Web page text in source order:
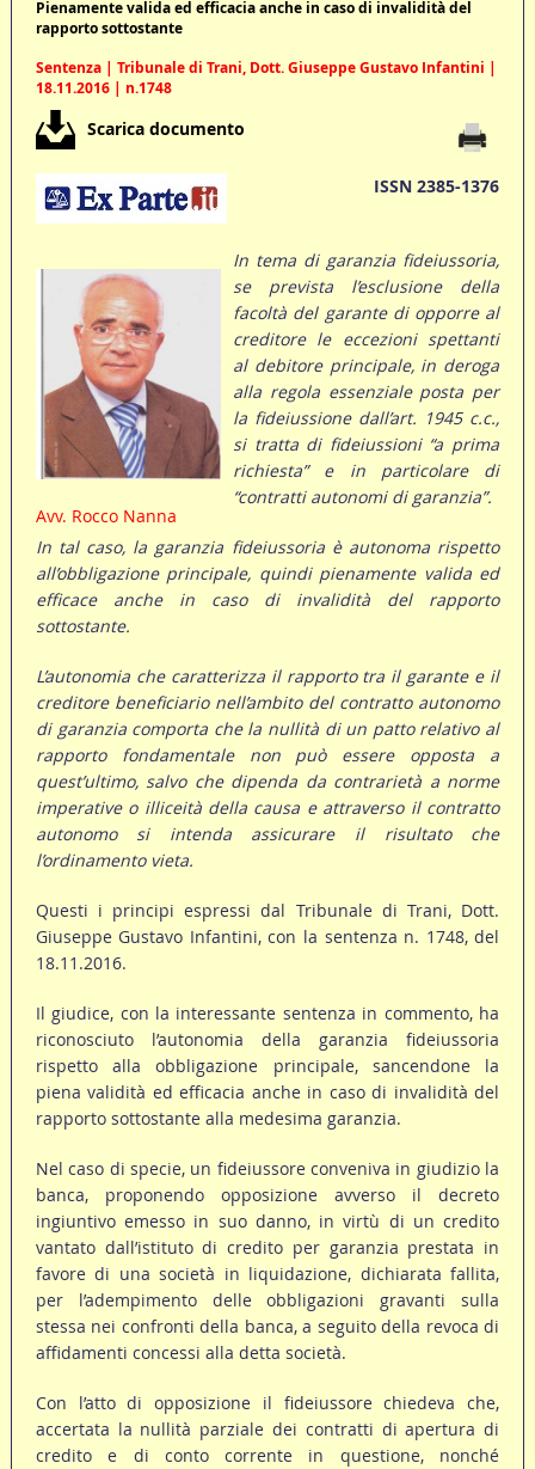
Pienamente valida ed efficacia anche in caso di invalidità del
rapporto sottostante
Sentenza | Tribunale di Trani, Dott. Giuseppe Gustavo Infantini |
18.11.2016 | n.1748
Scarica documento
ISSN 2385-1376
Avv. Rocco Nanna
In tema di garanzia fideiussoria,
se prevista l’esclusione della
facoltà del garante di opporre al
creditore le eccezioni spettanti
al debitore principale, in deroga
alla regola essenziale posta per
la fideiussione dall’art. 1945 c.c.,
si tratta di fideiussioni “a prima
richiesta” e in particolare di
“contratti autonomi di garanzia”.
In tal caso, la garanzia fideiussoria è autonoma rispetto
all’obbligazione principale, quindi pienamente valida ed
efficace anche in caso di invalidità del rapporto
sottostante.
L’autonomia che caratterizza il rapporto tra il garante e il
creditore beneficiario nell’ambito del contratto autonomo
di garanzia comporta che la nullità di un patto relativo al
rapporto fondamentale non può essere opposta a
quest’ultimo, salvo che dipenda da contrarietà a norme
imperative o illiceità della causa e attraverso il contratto
autonomo si intenda assicurare il risultato che
l’ordinamento vieta.
Questi i principi espressi dal Tribunale di Trani, Dott.
Giuseppe Gustavo Infantini, con la sentenza n. 1748, del
18.11.2016.
Il giudice, con la interessante sentenza in commento, ha
riconosciuto l’autonomia della garanzia fideiussoria
rispetto alla obbligazione principale, sancendone la
piena validità ed efficacia anche in caso di invalidità del
rapporto sottostante alla medesima garanzia.
Nel caso di specie, un fideiussore conveniva in giudizio la
banca, proponendo opposizione avverso il decreto
ingiuntivo emesso in suo danno, in virtù di un credito
vantato dall’istituto di credito per garanzia prestata in
favore di una società in liquidazione, dichiarata fallita,
per l’adempimento delle obbligazioni gravanti sulla
stessa nei confronti della banca, a seguito della revoca di
affidamenti concessi alla detta società.
Con l’atto di opposizione il fideiussore chiedeva che,
accertata la nullità parziale dei contratti di apertura di
credito e di conto corrente in questione, nonché